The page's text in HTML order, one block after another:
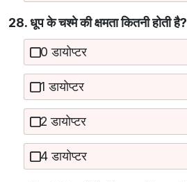
28. धूप के चश्मे की क्षमता कितनी होती है?
0 डायोप्टर
1 डायोप्टर
2 डायोप्टर
4 डायोप्टर